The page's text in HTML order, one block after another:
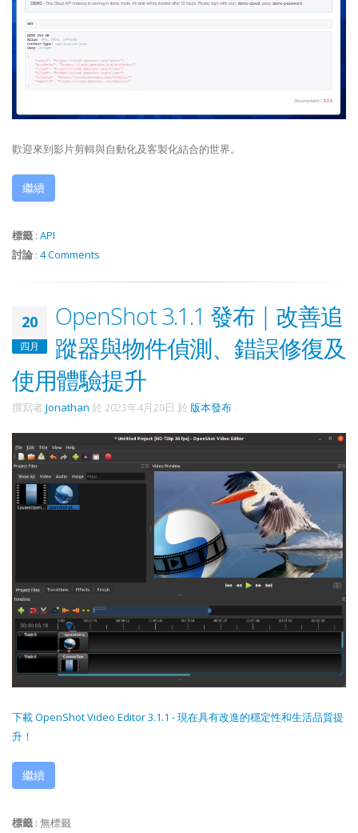
歡迎來到影片剪輯與自動化及客製化結合的世界。
繼續
標籤 : API
討論 : 4 Comments
20
四月
OpenShot 3.1.1 發布 | 改善追
蹤器與物件偵測、錯誤修復及
使用體驗提升
撰寫者 Jonathan 於 2023年4月20日 於 版本發布 .
下載 OpenShot Video Editor 3.1.1 - 現在具有改進的穩定性和生活品質提
升！
繼續
標籤 : 無標籤